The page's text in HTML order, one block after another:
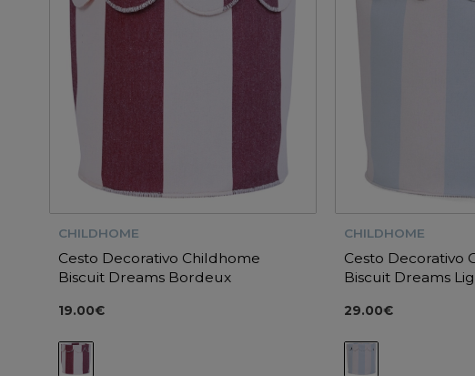
CHILDHOME
Cesto Decorativo Childhome
Biscuit Dreams Bordeux
19.00€
CHILDHOME
Cesto Decorativo
Biscuit Dreams
29.00€